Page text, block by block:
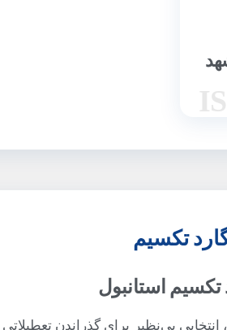
تکسیم
تکسیم استانبول
انتخابی بی‌نظیر برای گذراندن